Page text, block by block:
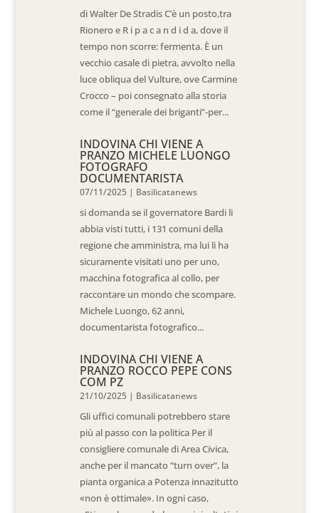
di Walter De Stradis C’è un posto,tra
Rionero e R i p a c a n d i d a, dove il
tempo non scorre: fermenta. È un
vecchio casale di pietra, avvolto nella
luce obliqua del Vulture, ove Carmine
Crocco – poi consegnato alla storia
come il “generale dei briganti”-per...
INDOVINA CHI VIENE A
PRANZO MICHELE LUONGO
FOTOGRAFO
DOCUMENTARISTA
07/11/2025 | Basilicatanews
si domanda se il governatore Bardi li
abbia visti tutti, i 131 comuni della
regione che amministra, ma lui li ha
sicuramente visitati uno per uno,
macchina fotografica al collo, per
raccontare un mondo che scompare.
Michele Luongo, 62 anni,
documentarista fotografico...
INDOVINA CHI VIENE A
PRANZO ROCCO PEPE CONS
COM PZ
21/10/2025 | Basilicatanews
Gli uffici comunali potrebbero stare
più al passo con la politica Per il
consigliere comunale di Area Civica,
anche per il mancato “turn over”, la
pianta organica a Potenza innazitutto
«non è ottimale». In ogni caso,